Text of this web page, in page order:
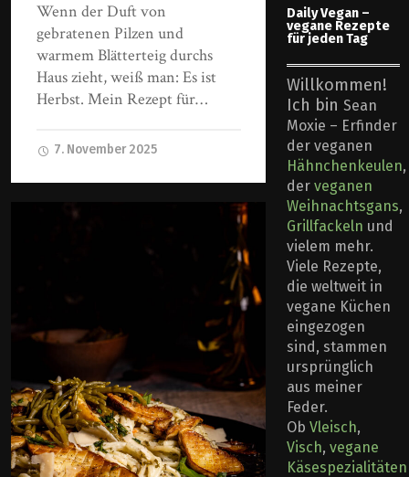
Wenn der Duft von
gebratenen Pilzen und
warmem Blätterteig durchs
Haus zieht, weiß man: Es ist
Herbst. Mein Rezept für…
7. November 2025
Daily Vegan –
vegane Rezepte
für jeden Tag
Willkommen!
Ich bin Sean
Moxie – Erfinder
der veganen
Hähnchenkeulen,
der veganen
Weihnachtsgans,
Grillfackeln und
vielem mehr.
Viele Rezepte,
die weltweit in
vegane Küchen
eingezogen
sind, stammen
ursprünglich
aus meiner
Feder.
Ob Vleisch,
Visch, vegane
Käsespezialitäten